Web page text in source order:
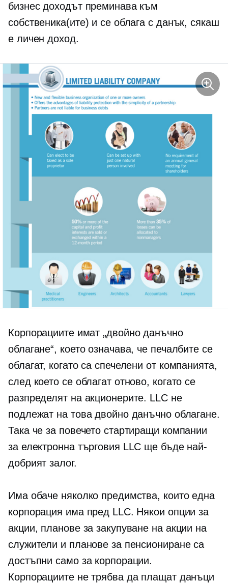
бизнес доходът преминава към
собственика(ите) и се облага с данък, сякаш
е личен доход.
Корпорациите имат „двойно данъчно
облагане“, което означава, че печалбите се
облагат, когато са спечелени от компанията,
след което се облагат отново, когато се
разпределят на акционерите. LLC не
подлежат на това двойно данъчно облагане.
Така че за повечето стартиращи компании
за електронна търговия LLC ще бъде най-
добрият залог.
Има обаче няколко предимства, които една
корпорация има пред LLC. Някои опции за
акции, планове за закупуване на акции на
служители и планове за пенсиониране са
достъпни само за корпорации.
Корпорациите не трябва да плащат данъци